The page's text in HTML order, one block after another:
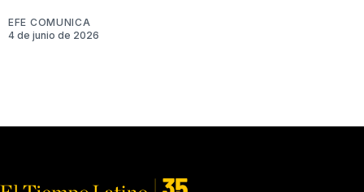
EFE COMUNICA
4 de junio de 2026